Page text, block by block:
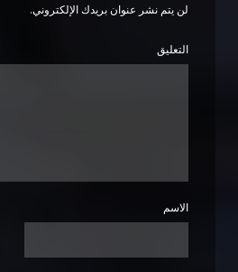
لن يتم نشر عنوان بريدك الإلكتروني.
التعليق
الاسم